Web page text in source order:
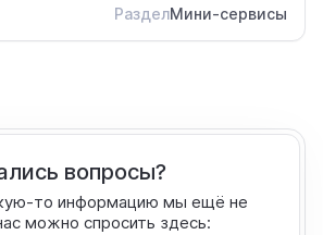
РазделМини-сервисы
вопросы?
то информацию мы ещё не
можно спросить здесь: